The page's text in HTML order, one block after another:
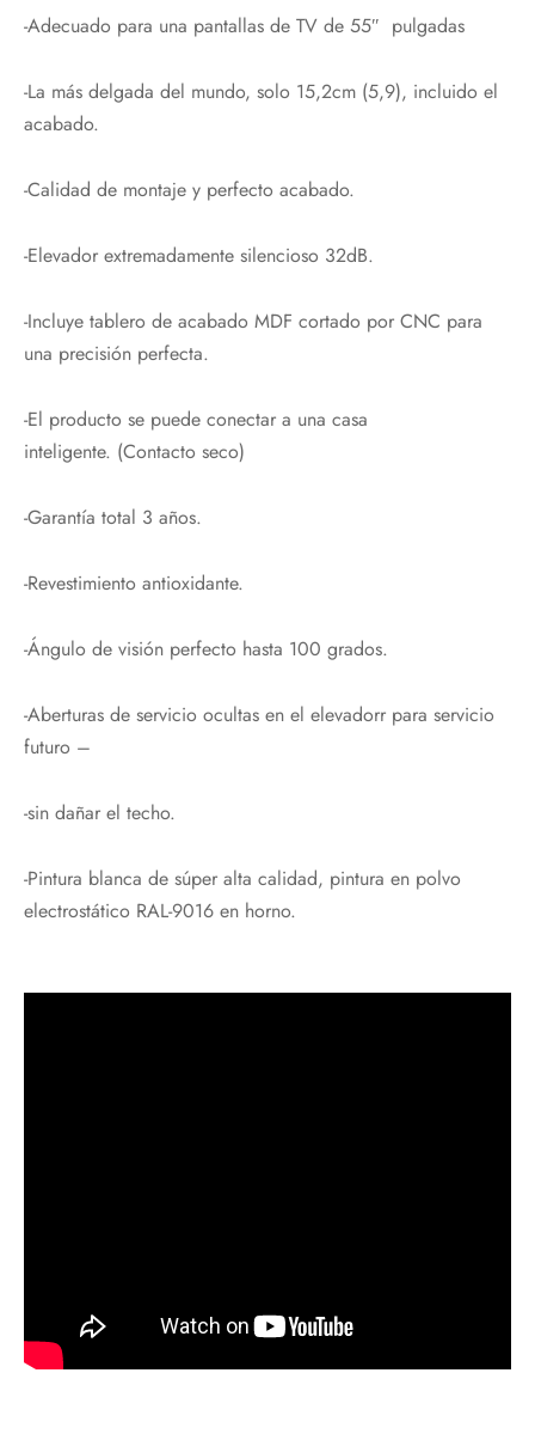
-Adecuado para una pantallas de TV de 55″ pulgadas
-La más delgada del mundo, solo 15,2cm (5,9), incluido el
acabado.
-Calidad de montaje y perfecto acabado.
-Elevador extremadamente silencioso 32dB.
-Incluye tablero de acabado MDF cortado por CNC para
una precisión perfecta.
-El producto se puede conectar a una casa
inteligente. (Contacto seco)
-Garantía total 3 años.
-Revestimiento antioxidante.
-Ángulo de visión perfecto hasta 100 grados.
-Aberturas de servicio ocultas en el elevadorr para servicio
futuro –
-sin dañar el techo.
-Pintura blanca de súper alta calidad, pintura en polvo
electrostático RAL-9016 en horno.